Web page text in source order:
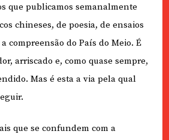
que publicamos semanalmente
chineses, de poesia, de ensaios
compreensão do País do Meio. É
arriscado e, como quase sempre,
Mas é esta a via pela qual
que se confundem com a